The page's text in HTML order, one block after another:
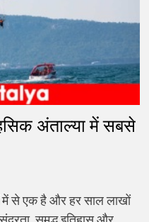
अंताल्या में सबसे
में से एक है और हर साल लाखों